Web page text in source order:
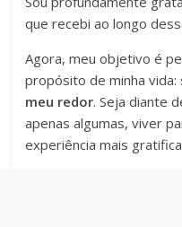
que recebi ao longo
Agora, meu objetivo é
propósito de minha vida:
meu redor. Seja diante
apenas algumas, viver
experiência mais